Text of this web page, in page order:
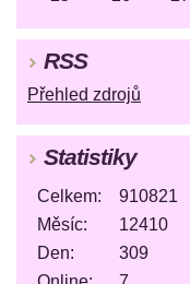
RSS
Přehled zdrojů
Statistiky
Celkem:
910821
Měsíc:
12410
Den:
309